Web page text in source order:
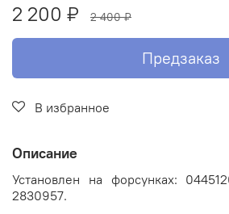
2 200 ₽ 2 400 ₽
Предзаказ
В избранное
Описание
Установлен на форсунках:
2830957.